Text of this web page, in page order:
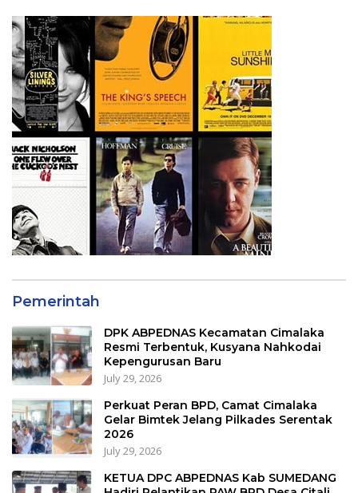
Pemerintah
DPK ABPEDNAS Kecamatan Cimalaka
Resmi Terbentuk, Kusyana Nahkodai
Kepengurusan Baru
July 29, 2026
Perkuat Peran BPD, Camat Cimalaka
Gelar Bimtek Jelang Pilkades Serentak
2026
July 29, 2026
KETUA DPC ABPEDNAS Kab SUMEDANG